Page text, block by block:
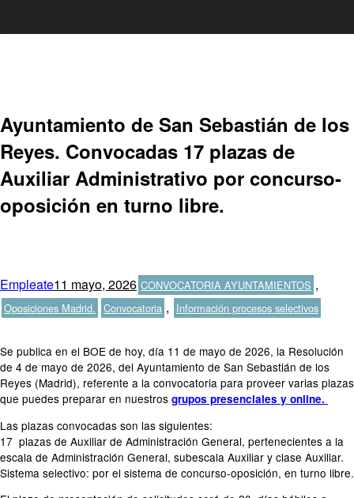
contenido
Ayuntamiento de San Sebastián de los
Reyes. Convocadas 17 plazas de
Auxiliar Administrativo por concurso-
oposición en turno libre.
Autor
EmpleatePublicado
el
11 mayo, 2026Categorías
CONVOCATORIA AYUNTAMIENTOS ,
Oposiciones Madrid. Etiquetas
Convocatoria , Información procesos selectivos
Se publica en el BOE de hoy, día 11 de mayo de 2026, la Resolución
de 4 de mayo de 2026, del Ayuntamiento de San Sebastián de los
Reyes (Madrid), referente a la convocatoria para proveer varias plazas
que puedes preparar en nuestros grupos presenciales y online.
Las plazas convocadas son las siguientes:
17 plazas de Auxiliar de Administración General, pertenecientes a la
escala de Administración General, subescala Auxiliar y clase Auxiliar.
Sistema selectivo: por el sistema de concurso-oposición, en turno libre.